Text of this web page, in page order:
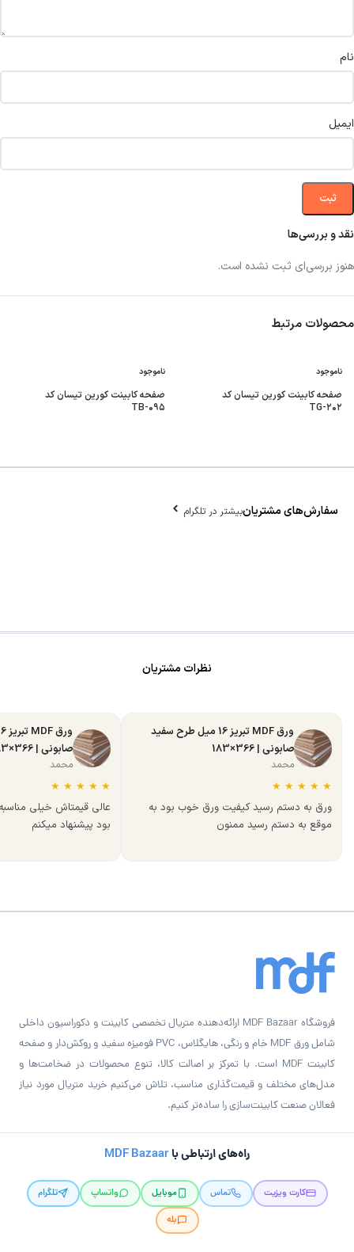
نقد و بررسی‌ها
هنوز بررسی‌ای ثبت نشده است.
نام
ایمیل
محصولات مرتبط
ناموجود
صفحه کابینت کورین تیسان کد
TG-۲۰۲
ناموجود
صفحه کابینت کورین تیسان کد
TB-۰۹۵
سفارش‌های مشتریانبیشتر در تلگرام
نظرات مشتریان
ورق MDF تبریز 16 میل طرح سفید
صابونی | 366×183
محمد
★
★
★
★
★
ورق به دستم رسید کیفیت ورق خوب بود به
موقع به دستم رسید ممنون
صابونی | 366×183
محمد
★
★
★
★
★
عالی قیمتاش خیلی
بود پیشنهاد میکنم
فروشگاه MDF Bazaar ارائه‌دهنده متریال تخصصی کابینت و دکوراسیون داخلی
شامل ورق MDF خام و رنگی، هایگلاس، PVC فومیزه سفید و روکش‌دار و صفحه
کابینت MDF است. با تمرکز بر اصالت کالا، تنوع محصولات در ضخامت‌ها و
مدل‌های مختلف و قیمت‌گذاری مناسب، تلاش می‌کنیم خرید متریال مورد نیاز
فعالان صنعت کابینت‌سازی را ساده‌تر کنیم.
راه‌های ارتباطی باMDF Bazaar
کارت ویزیت تماس موبایل واتساپ
تلگرام
بله